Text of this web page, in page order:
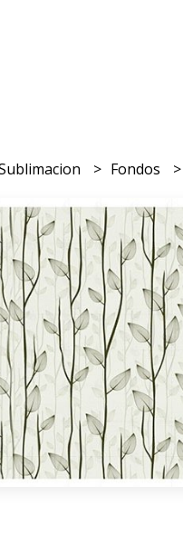
Fondos